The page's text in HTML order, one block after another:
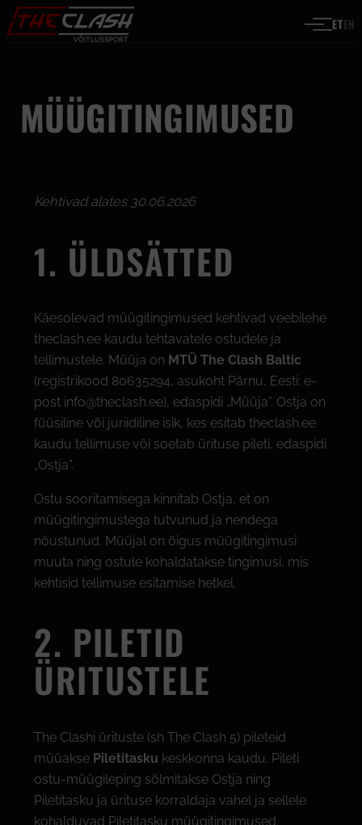
Liigu sisu juurde ETEN
MÜÜGITINGIMUSED
Kehtivad alates 30.06.2026
1. ÜLDSÄTTED
Käesolevad müügitingimused kehtivad veebilehe
theclash.ee kaudu tehtavatele ostudele ja
tellimustele. Müüja on MTÜ The Clash Baltic
(registrikood 80635294, asukoht Pärnu, Eesti; e-
post info@theclash.ee), edaspidi „Müüja”. Ostja on
füüsiline või juriidiline isik, kes esitab theclash.ee
kaudu tellimuse või soetab ürituse pileti, edaspidi
„Ostja”.
Ostu sooritamisega kinnitab Ostja, et on
müügitingimustega tutvunud ja nendega
nõustunud. Müüjal on õigus müügitingimusi
muuta ning ostule kohaldatakse tingimusi, mis
kehtisid tellimuse esitamise hetkel.
2. PILETID
ÜRITUSTELE
The Clashi ürituste (sh The Clash 5) pileteid
müüakse Piletitasku keskkonna kaudu. Pileti
ostu-müügileping sõlmitakse Ostja ning
Piletitasku ja ürituse korraldaja vahel ja sellele
kohalduvad Piletitasku müügitingimused.